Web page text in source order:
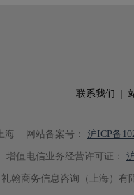
联系我们
海 网站备案号： 沪ICP备
增值电信业务经营许可证：
礼翰商务信息咨询（上海）